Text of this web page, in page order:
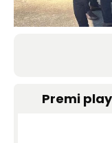
Premi